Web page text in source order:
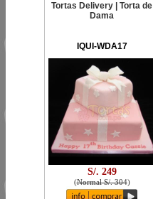
Tortas Delivery | Torta de
Dama
IQUI-WDA17
S/. 249
(Normal S/. 304)